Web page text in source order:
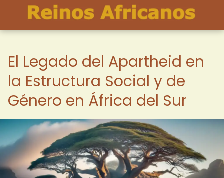
El Legado del Apartheid en
la Estructura Social y de
Género en África del Sur